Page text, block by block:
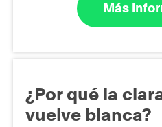
Más
¿Por qué la
vuelve blanca?